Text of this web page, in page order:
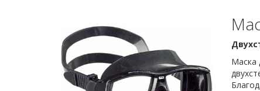
Маска